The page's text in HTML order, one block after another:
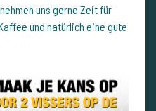
uns gerne Zeit für
und natürlich eine gute